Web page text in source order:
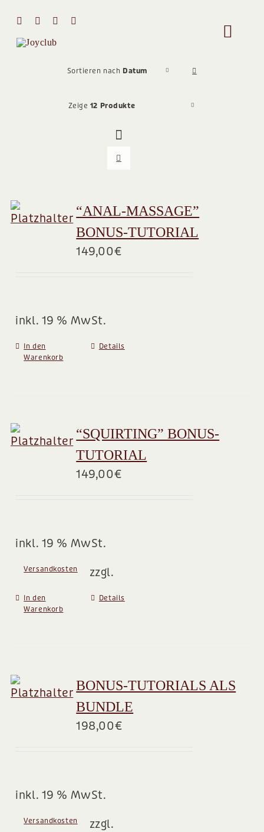
springen
Toggle
Sortieren nach Datum
Zeige 12 Produkte
“ANAL-MASSAGE”
BONUS-TUTORIAL
149,00€
inkl. 19 % MwSt.
In den
Warenkorb
Details
“SQUIRTING” BONUS-
TUTORIAL
149,00€
inkl. 19 % MwSt.
zzgl.
Versandkosten
In den
Warenkorb
Details
BONUS-TUTORIALS ALS
BUNDLE
198,00€
inkl. 19 % MwSt.
zzgl.
Versandkosten